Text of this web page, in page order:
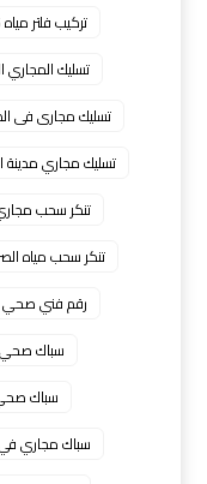
تركيب فلتر مياه 5 مراحل
تسليك المجاري
تسليك مجارى فى
تسليك مجاري مدينة
تنكر سحب
تنكر سحب مياه
رقم فني صحي
سباك صحي
سباك
سباك مجاري